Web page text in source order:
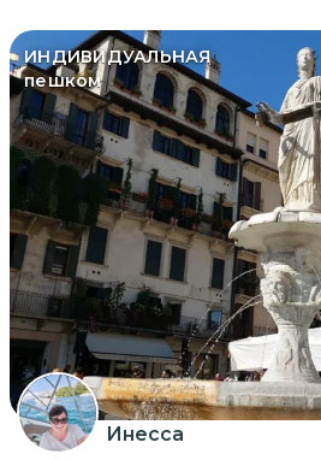
ИНДИВИДУАЛЬНАЯ
пешком
Инесса